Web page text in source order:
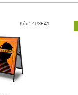
Kód:ZPSFA1